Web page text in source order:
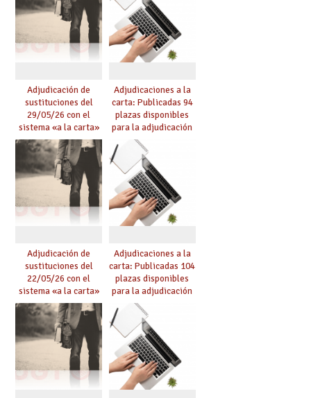
Adjudicación de
sustituciones del
29/05/26 con el
sistema «a la carta»
conseguido con el
Acuerdo de Mejoras
Adjudicaciones a la
carta: Publicadas 94
plazas disponibles
para la adjudicación
de mañana y abierto
plazo de solicitudes
Adjudicación de
sustituciones del
22/05/26 con el
sistema «a la carta»
conseguido con el
Acuerdo de Mejoras
Adjudicaciones a la
carta: Publicadas 104
plazas disponibles
para la adjudicación
de mañana y abierto
plazo de solicitudes